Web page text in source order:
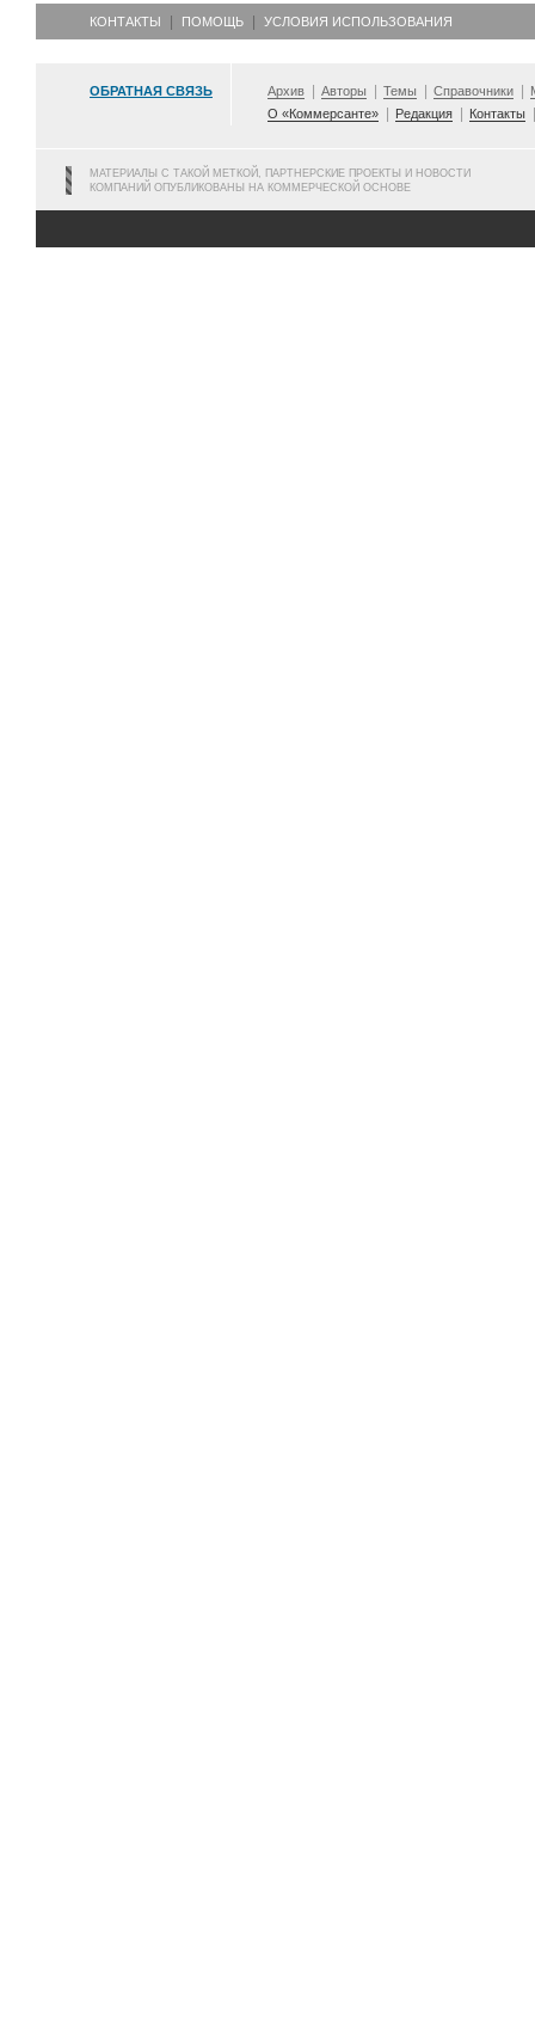
КОНТАКТЫ ПОМОЩЬ УСЛОВИЯ ИСПОЛЬЗОВАНИЯ
ОБРАТНАЯ СВЯЗЬ Архив Авторы Темы Справочники
О «Коммерсанте»
Редакция Контакты
МАТЕРИАЛЫ С ТАКОЙ МЕТКОЙ, ПАРТНЕРСКИЕ ПРОЕКТЫ И НОВОСТИ
КОМПАНИЙ ОПУБЛИКОВАНЫ НА КОММЕРЧЕСКОЙ ОСНОВЕ